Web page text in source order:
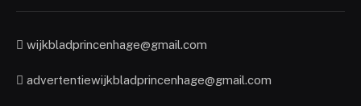
wijkbladprincenhage@gmail.com
advertentiewijkbladprincenhage@gmail.com